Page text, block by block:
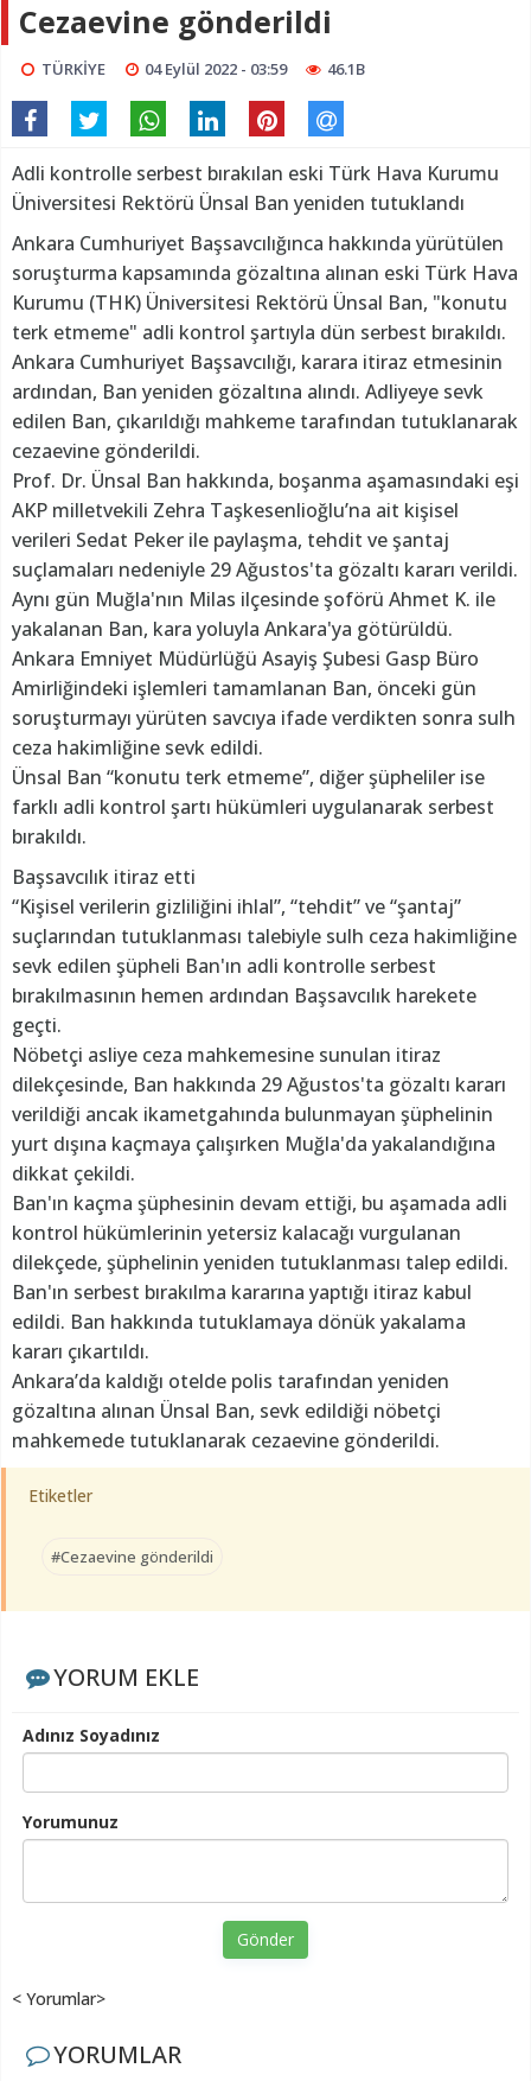
Cezaevine gönderildi
TÜRKİYE 04 Eylül 2022 - 03:59 46.1B
Adli kontrolle serbest bırakılan eski Türk Hava Kurumu
Üniversitesi Rektörü Ünsal Ban yeniden tutuklandı
Ankara Cumhuriyet Başsavcılığınca hakkında yürütülen
soruşturma kapsamında gözaltına alınan eski Türk Hava
Kurumu (THK) Üniversitesi Rektörü Ünsal Ban, "konutu
terk etmeme" adli kontrol şartıyla dün serbest bırakıldı.
Ankara Cumhuriyet Başsavcılığı, karara itiraz etmesinin
ardından, Ban yeniden gözaltına alındı. Adliyeye sevk
edilen Ban, çıkarıldığı mahkeme tarafından tutuklanarak
cezaevine gönderildi.
Prof. Dr. Ünsal Ban hakkında, boşanma aşamasındaki eşi
AKP milletvekili Zehra Taşkesenlioğlu’na ait kişisel
verileri Sedat Peker ile paylaşma, tehdit ve şantaj
suçlamaları nedeniyle 29 Ağustos'ta gözaltı kararı verildi.
Aynı gün Muğla'nın Milas ilçesinde şoförü Ahmet K. ile
yakalanan Ban, kara yoluyla Ankara'ya götürüldü.
Ankara Emniyet Müdürlüğü Asayiş Şubesi Gasp Büro
Amirliğindeki işlemleri tamamlanan Ban, önceki gün
soruşturmayı yürüten savcıya ifade verdikten sonra sulh
ceza hakimliğine sevk edildi.
Ünsal Ban “konutu terk etmeme”, diğer şüpheliler ise
farklı adli kontrol şartı hükümleri uygulanarak serbest
bırakıldı.
Başsavcılık itiraz etti
“Kişisel verilerin gizliliğini ihlal”, “tehdit” ve “şantaj”
suçlarından tutuklanması talebiyle sulh ceza hakimliğine
sevk edilen şüpheli Ban'ın adli kontrolle serbest
bırakılmasının hemen ardından Başsavcılık harekete
geçti.
Nöbetçi asliye ceza mahkemesine sunulan itiraz
dilekçesinde, Ban hakkında 29 Ağustos'ta gözaltı kararı
verildiği ancak ikametgahında bulunmayan şüphelinin
yurt dışına kaçmaya çalışırken Muğla'da yakalandığına
dikkat çekildi.
Ban'ın kaçma şüphesinin devam ettiği, bu aşamada adli
kontrol hükümlerinin yetersiz kalacağı vurgulanan
dilekçede, şüphelinin yeniden tutuklanması talep edildi.
Ban'ın serbest bırakılma kararına yaptığı itiraz kabul
edildi. Ban hakkında tutuklamaya dönük yakalama
kararı çıkartıldı.
Ankara’da kaldığı otelde polis tarafından yeniden
gözaltına alınan Ünsal Ban, sevk edildiği nöbetçi
mahkemede tutuklanarak cezaevine gönderildi.
Etiketler
#Cezaevine gönderildi
YORUM EKLE
Adınız Soyadınız
Yorumunuz
Gönder
< Yorumlar>
YORUMLAR